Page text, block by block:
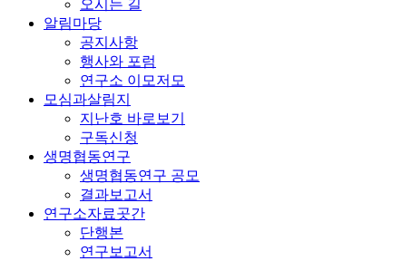
오시는 길
알림마당
공지사항
행사와 포럼
연구소 이모저모
모심과살림지
지난호 바로보기
구독신청
생명협동연구
생명협동연구 공모
결과보고서
연구소자료곳간
단행본
연구보고서